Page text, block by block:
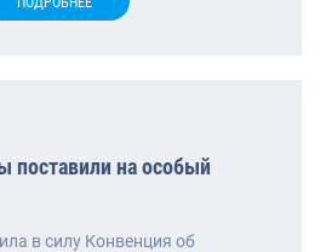
поставили на особый
в силу Конвенция об